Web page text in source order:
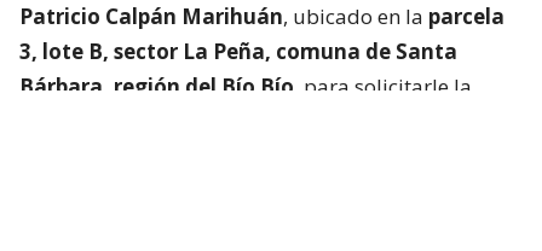
Patricio Calpán Marihuán, ubicado en la parcela
3, lote B, sector La Peña, comuna de Santa
Bárbara, región del Bío Bío , para solicitarle la